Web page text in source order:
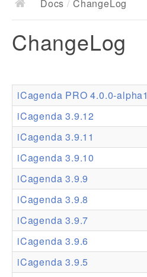
Docs
Documentation
Ressources
Addons
Theme Packs
Translation Packs
Support
Forum
Support Pro
Docs / ChangeLog
ChangeLog
iCagenda PRO 4.0.0-alpha1
iCagenda 3.9.12
iCagenda 3.9.11
iCagenda 3.9.10
iCagenda 3.9.9
iCagenda 3.9.8
iCagenda 3.9.7
iCagenda 3.9.6
iCagenda 3.9.5